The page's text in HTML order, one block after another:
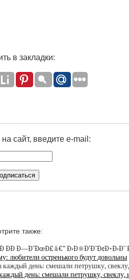
в закладки:
сайт, введите e-mail:
также:
любители остренького будут довольны
день: смешали петрушку, свеклу,